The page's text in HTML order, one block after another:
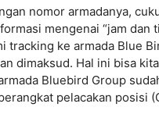
nomor armadanya,
mengenai “jam dan
tracking ke armada Blue
dimaksud. Hal ini bisa
Bluebird Group
pelacakan posisi